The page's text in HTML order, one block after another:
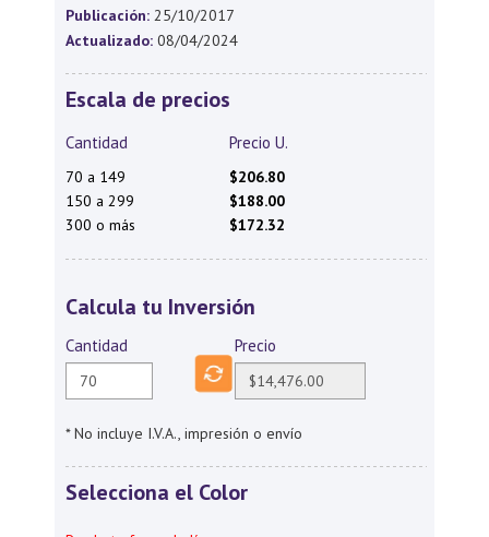
Publicación: 25/10/2017
Actualizado: 08/04/2024
Escala de precios
Cantidad Precio U.
70 a 149
$206.80
150 a 299
$188.00
300 o más
$172.32
Calcula tu Inversión
Cantidad Precio
* No incluye I.V.A., impresión o envío
Selecciona el Color